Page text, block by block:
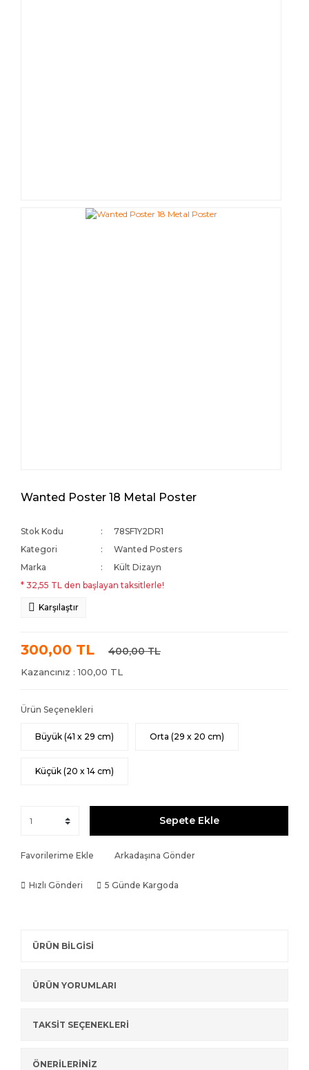
Wanted Poster 18 Metal Poster
Stok Kodu
78SF1Y2DR1
Kategori
Wanted Posters
Marka
Kült Dizayn
* 32,55 TL den başlayan taksitlerle!
Karşılaştır
300,00 TL 400,00 TL
Kazancınız : 100,00 TL
Ürün Seçenekleri
Büyük (41 x 29 cm) Orta (29 x 20 cm)
Küçük (20 x 14 cm)
Sepete Ekle
Favorilerime Ekle Arkadaşına Gönder
Hızlı Gönderi 5 Günde Kargoda
ÜRÜN BİLGİSİ
ÜRÜN YORUMLARI
TAKSİT SEÇENEKLERİ
ÖNERİLERİNİZ